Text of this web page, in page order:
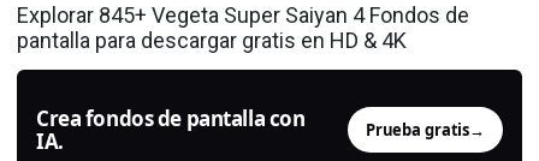
Explorar 845+ Vegeta Super Saiyan 4 Fondos de
pantalla para descargar gratis en HD & 4K
Crea fondos de pantalla con
IA.
Prueba gratis→